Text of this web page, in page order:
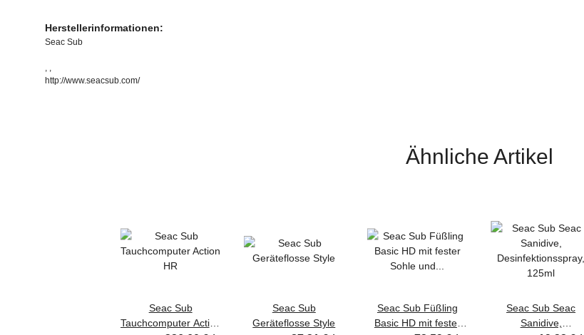
Herstellerinformationen:
Seac Sub
, ,
http://www.seacsub.com/
Ähnliche Artikel
Seac Sub
Tauchcomputer Action
Seac Sub
Geräteflosse Style
Seac Sub Füßling
Basic HD mit fester
Seac Sub Seac
Sanidive,